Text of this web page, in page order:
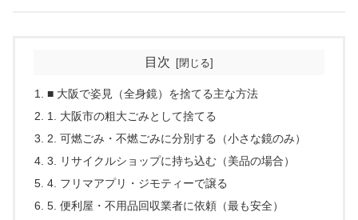
目次
■ 大阪で姿見（全身鏡）を捨てる主な方法
1. 大阪市の粗大ごみとして捨てる
2. 可燃ごみ・不燃ごみに分別する（小さな鏡のみ）
3. リサイクルショップに持ち込む（美品の場合）
4. フリマアプリ・ジモティーで譲る
5. 便利屋・不用品回収業者に依頼（最も安全）